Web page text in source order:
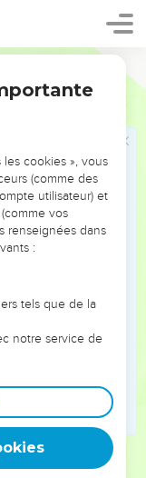
que le fils de
des anciens et
et qu'il soit mis à
Pierre, le prenant à
disciples, reprit
tes pensées ne
des hommes.
il leur dit :
; et
de moi et de
le monde
de son âme ?
mes paroles parmi
cookies », vous
(comme des
utilisateur) et
vos
renseignées dans
:
tels que de la
notre service de